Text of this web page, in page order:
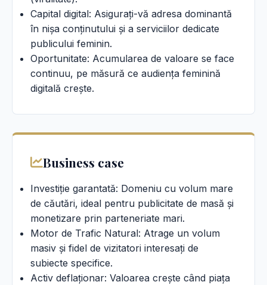
Capital digital: Asigurați-vă adresa dominantă
în nișa conținutului și a serviciilor dedicate
publicului feminin.
Oportunitate: Acumularea de valoare se face
continuu, pe măsură ce audiența feminină
digitală crește.
Business case
Investiție garantată: Domeniu cu volum mare
de căutări, ideal pentru publicitate de masă și
monetizare prin parteneriate mari.
Motor de Trafic Natural: Atrage un volum
masiv și fidel de vizitatori interesați de
subiecte specifice.
Activ deflaționar: Valoarea crește când piața